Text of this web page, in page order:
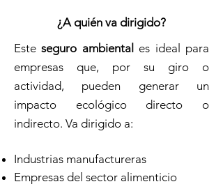
¿A quién va dirigido?
Esteseguro ambiental es ideal para
empresas que, por su giro o
actividad, pueden generar un
impacto ecológico directo o
indirecto. Va dirigido a:
Industrias manufactureras
Empresas del sector alimenticio